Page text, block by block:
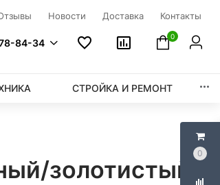
0
Новости Доставка Контакты
84-34
0
СТРОЙКА И РЕМОНТ
золотистый)